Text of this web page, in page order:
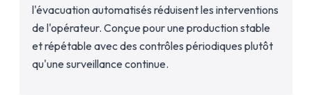
l'évacuation automatisés réduisent les interventions
de l'opérateur. Conçue pour une production stable
et répétable avec des contrôles périodiques plutôt
qu'une surveillance continue.